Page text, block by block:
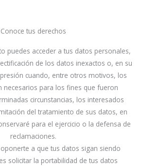
Conoce tus derechos
puedes acceder a tus datos personales,
de los datos inexactos o, en su
cuando, entre otros motivos, los
necesarios para los fines que fueron
circunstancias, los interesados
del tratamiento de sus datos, en
para el ejercicio o la defensa de
reclamaciones.
a que tus datos sigan siendo
solicitar la portabilidad de tus datos